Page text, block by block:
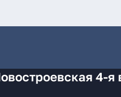
4-я